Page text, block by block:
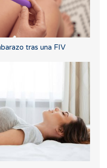
tras una FIV